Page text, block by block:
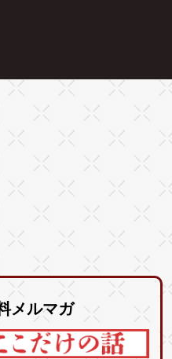
メルマガ